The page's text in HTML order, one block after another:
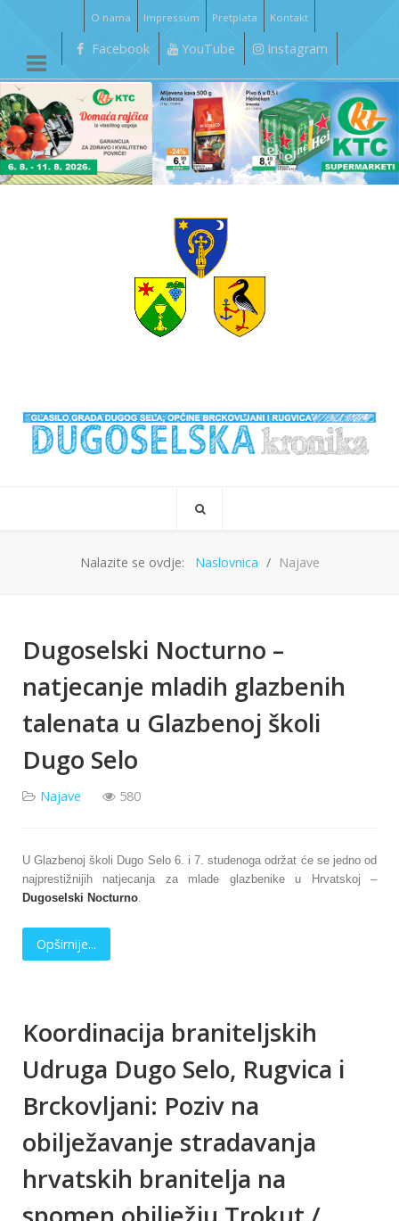
O nama Impressum Pretplata Kontakt
Facebook YouTube Instagram
Nalazite se ovdje: Naslovnica Najave
Dugoselski Nocturno –
natjecanje mladih glazbenih
talenata u Glazbenoj školi
Dugo Selo
Najave 580
U Glazbenoj školi Dugo Selo 6. i 7. studenoga održat će se jedno od
najprestižnijih natjecanja za mlade glazbenike u Hrvatskoj –
Dugoselski Nocturno
Opširnije...
Koordinacija braniteljskih
Udruga Dugo Selo, Rugvica i
Brckovljani: Poziv na
obilježavanje stradavanja
hrvatskih branitelja na